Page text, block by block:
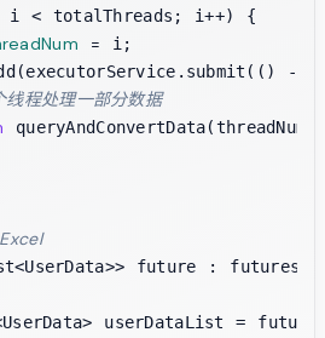
i < totalThreads; i++) {
= i;
->
程处理一部分数据
future : futures)
userDataList =